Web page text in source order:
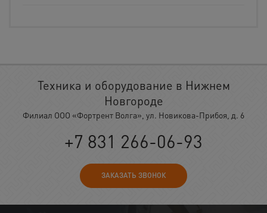
Техника и оборудование в Нижнем
Новгороде
Филиал ООО «Фортрент Волга», ул. Новикова-Прибоя, д. 6
+7 831 266-06-93
ЗАКАЗАТЬ ЗВОНОК